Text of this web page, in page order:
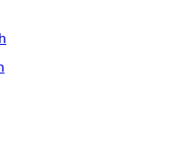
que optimizan el caudal,
calidad en la ducha. Además,
rápida, garantizando que puedas
en Sodimac y elige el que
tu baño en un espacio